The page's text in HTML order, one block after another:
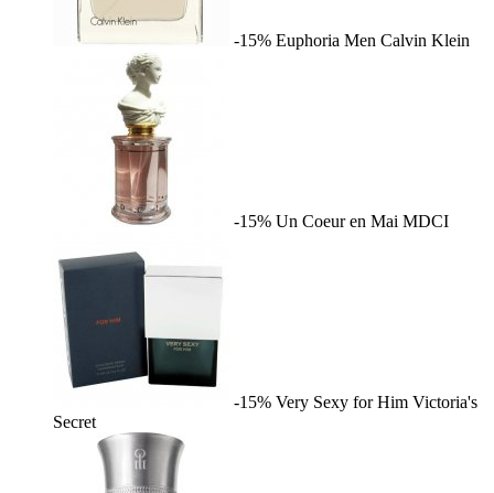
-15% Euphoria Men Calvin Klein
-15% Un Coeur en Mai MDCI
-15% Very Sexy for Him Victoria's
Secret